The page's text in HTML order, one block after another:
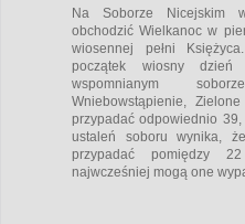
Na Soborze Nicejskim
obchodzić Wielkanoc w
wiosennej pełni
początek wiosny
wspomnianym
Wniebowstąpienie,
przypadać odpowiednio
ustaleń soboru wynika,
przypadać pomiędzy
najwcześniej mogą one